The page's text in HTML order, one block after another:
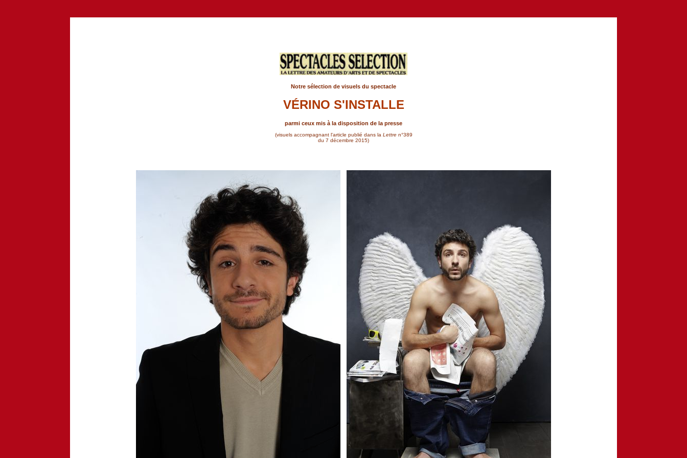
Notre sélection de visuels du spectacle
VÉRINO S'INSTALLE
parmi ceux mis à la disposition de la presse
(visuels accompagnant l'article publié dans la Lettren°389
du 7 décembre 2015)